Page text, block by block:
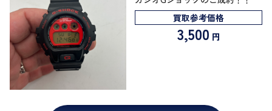
買取参考価格
3,500 円